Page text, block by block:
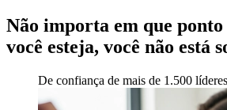
Não importa em que
você esteja, você não está
De confiança de mais de 1.500